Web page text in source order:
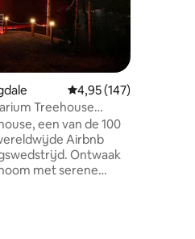
uit 5, 111 recensies
Gemiddelde
4,95 (147)
Treehouse
een van de 100
Airbnb
Ontwaak
met serene